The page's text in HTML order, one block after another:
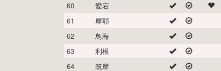
60
愛宕
61
摩耶
62
鳥海
63
利根
64
筑摩